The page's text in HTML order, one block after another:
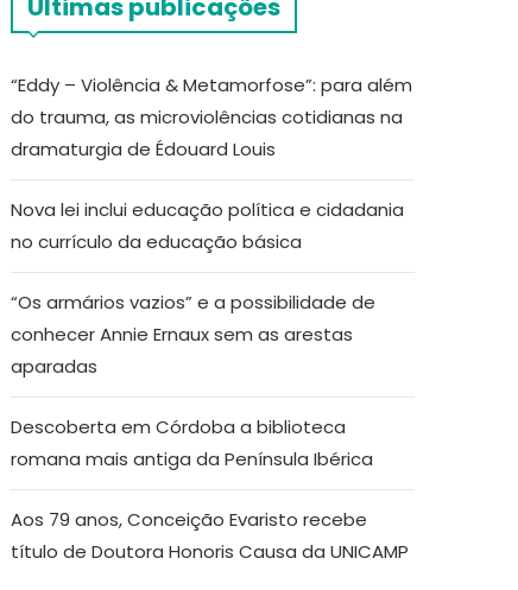
“Eddy – Violência & Metamorfose”: para além
do trauma, as microviolências cotidianas na
dramaturgia de Édouard Louis
Nova lei inclui educação política e cidadania
no currículo da educação básica
“Os armários vazios” e a possibilidade de
conhecer Annie Ernaux sem as arestas
aparadas
Descoberta em Córdoba a biblioteca
romana mais antiga da Península Ibérica
Aos 79 anos, Conceição Evaristo recebe
título de Doutora Honoris Causa da UNICAMP